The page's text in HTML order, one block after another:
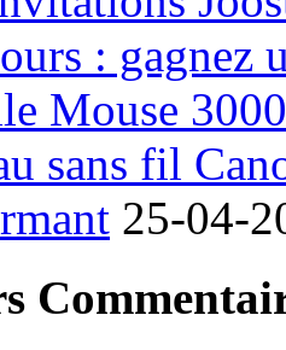
: gagnez
Mouse 3000
sans fil
25-04-